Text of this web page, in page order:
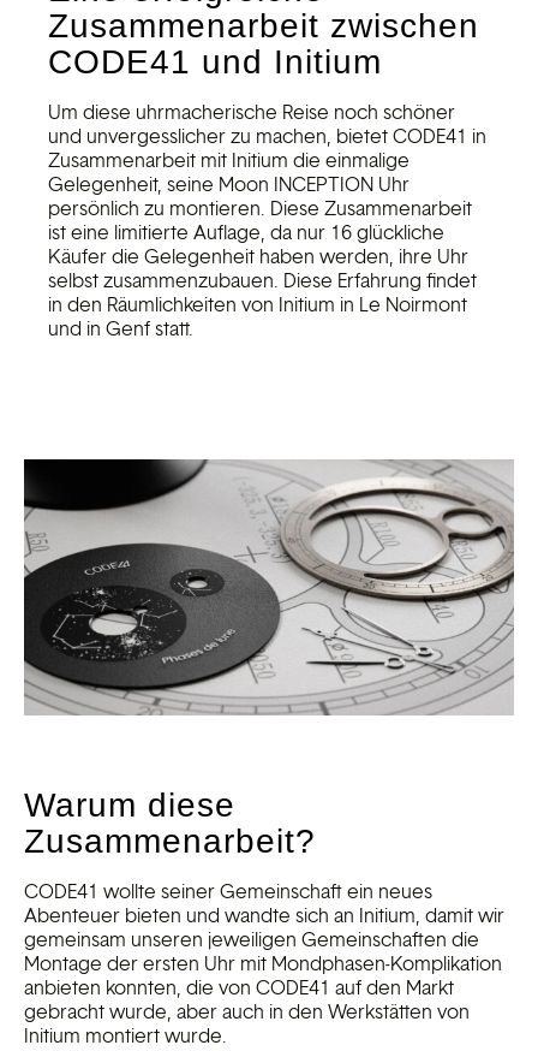
Zusammenarbeit zwischen
CODE41 und Initium
Um diese uhrmacherische Reise noch schöner
und unvergesslicher zu machen, bietet CODE41 in
Zusammenarbeit mit Initium die einmalige
Gelegenheit, seine Moon INCEPTION Uhr
persönlich zu montieren. Diese Zusammenarbeit
ist eine limitierte Auflage, da nur 16 glückliche
Käufer die Gelegenheit haben werden, ihre Uhr
selbst zusammenzubauen. Diese Erfahrung findet
in den Räumlichkeiten von Initium in Le Noirmont
und in Genf statt.
Warum diese
Zusammenarbeit?
CODE41 wollte seiner Gemeinschaft ein neues
Abenteuer bieten und wandte sich an Initium, damit wir
gemeinsam unseren jeweiligen Gemeinschaften die
Montage der ersten Uhr mit Mondphasen-Komplikation
anbieten konnten, die von CODE41 auf den Markt
gebracht wurde, aber auch in den Werkstätten von
Initium montiert wurde.